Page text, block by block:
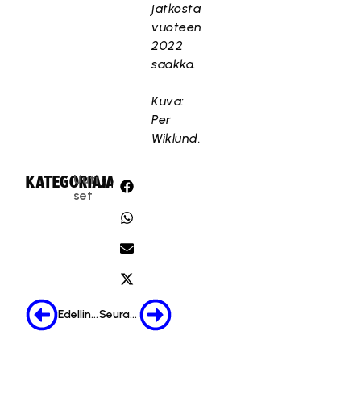
jatkosta
vuoteen
2022
saakka.
Kuva:
Per
Wiklund.
KATEGORIA:
Uuti
set
JAA:
Edellinen Seuraava